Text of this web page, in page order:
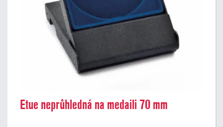
Etue neprůhledná na medaili 70 mm